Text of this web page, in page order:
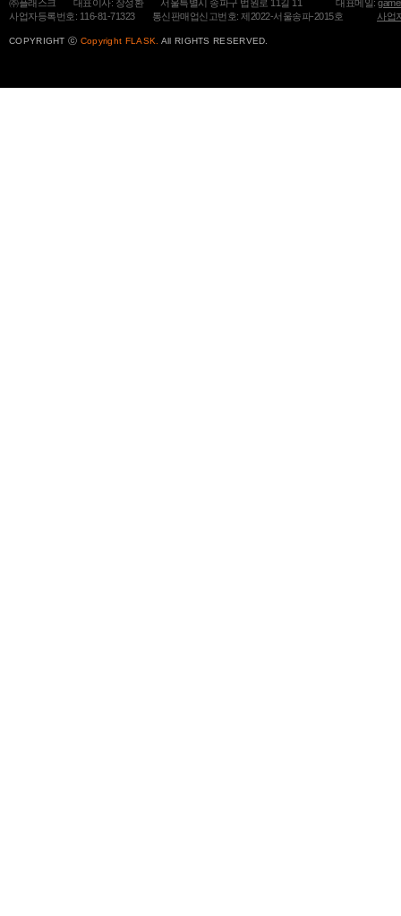
㈜플래스크 대표이사: 장성환 서울특별시 송파구 법원로 11길 11 대표메일:
사업자등록번호: 116-81-71323
통신판매업신고번호: 제2022-서울송파-2015호 사업
COPYRIGHT ⓒ Copyright FLASK. All RIGHTS RESERVED.